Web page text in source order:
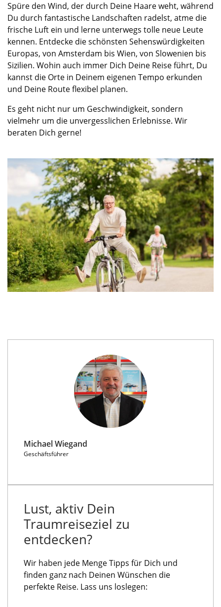
Spüre den Wind, der durch Deine Haare weht, während
Du durch fantastische Landschaften radelst, atme die
frische Luft ein und lerne unterwegs tolle neue Leute
kennen. Entdecke die schönsten Sehenswürdigkeiten
Europas, von Amsterdam bis Wien, von Slowenien bis
Sizilien. Wohin auch immer Dich Deine Reise führt, Du
kannst die Orte in Deinem eigenen Tempo erkunden
und Deine Route flexibel planen.
Es geht nicht nur um Geschwindigkeit, sondern
vielmehr um die unvergesslichen Erlebnisse. Wir
beraten Dich gerne!
Michael Wiegand
Geschäftsführer
Lust, aktiv Dein
Traumreiseziel zu
entdecken?
Wir haben jede Menge Tipps für Dich und
finden ganz nach Deinen Wünschen die
perfekte Reise. Lass uns loslegen: